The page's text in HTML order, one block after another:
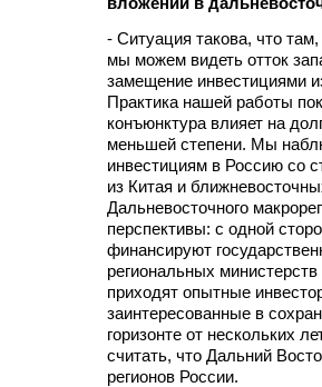
- Ситуация такова, что
мы можем видеть отток
замещение инвестициями
Практика нашей работы
конъюнктура влияет на
меньшей степени. Мы
инвестициям в Россию со
из Китая и
Дальневосточного
перспективы: с одной
финансируют
региональных министерств
приходят опытные
заинтересованные в
горизонте от нескольких
считать, что Дальний
регионов России.